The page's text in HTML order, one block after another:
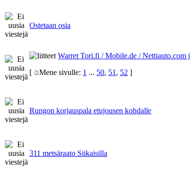
Ostetaan osia
Warret Tori.fi / Mobile.de / Nettiauto.com
[
Mene sivulle: 1 ... 50, 51, 52 ]
Rungon korjauspala etujousen kohdalle
311 metsäraato Siikaisilla